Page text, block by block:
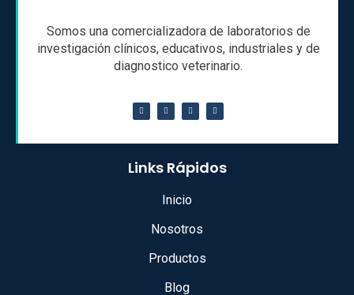
Somos una comercializadora de laboratorios de
investigación clínicos, educativos, industriales y de
diagnostico veterinario.
Links Rápidos
Inicio
Nosotros
Productos
Blog